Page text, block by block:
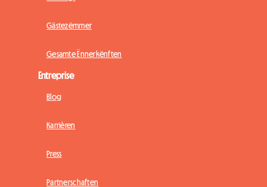
Gästezëmmer
Gesamte Ënnerkënften
Entreprise
Blog
Karrièren
Press
Partnerschaften